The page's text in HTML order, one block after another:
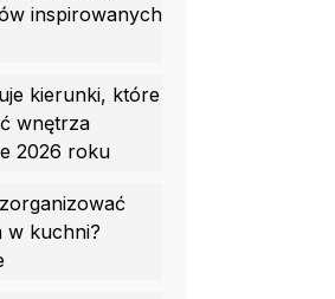
inspirowanych
kierunki, które
wnętrza
2026 roku
w kuchni?